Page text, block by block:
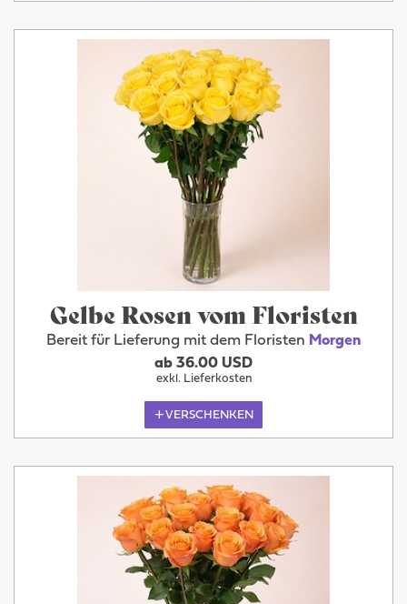
Gelbe Rosen vom Floristen
Bereit für Lieferung mit dem Floristen Morgen
ab 36.00 USD
exkl. Lieferkosten
VERSCHENKEN